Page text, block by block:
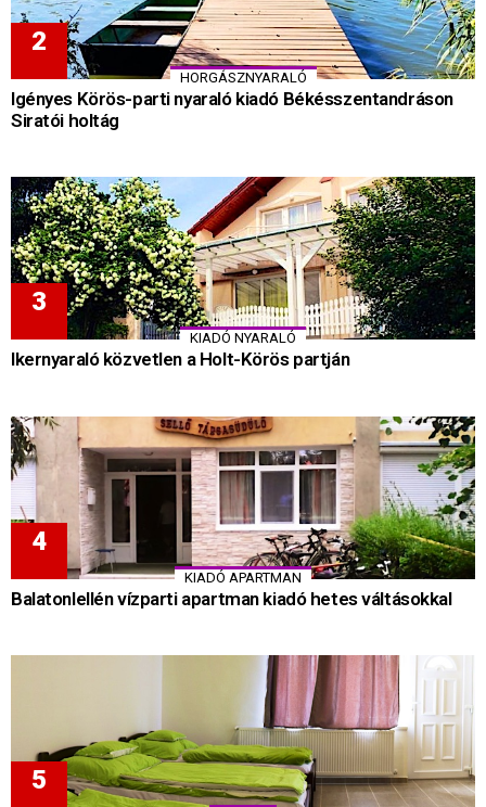
HORGÁSZNYARALÓ
Igényes Körös-parti nyaraló kiadó Békésszentandráson
Siratói holtág
KIADÓ NYARALÓ
Ikernyaraló közvetlen a Holt-Körös partján
KIADÓ APARTMAN
Balatonlellén vízparti apartman kiadó hetes váltásokkal